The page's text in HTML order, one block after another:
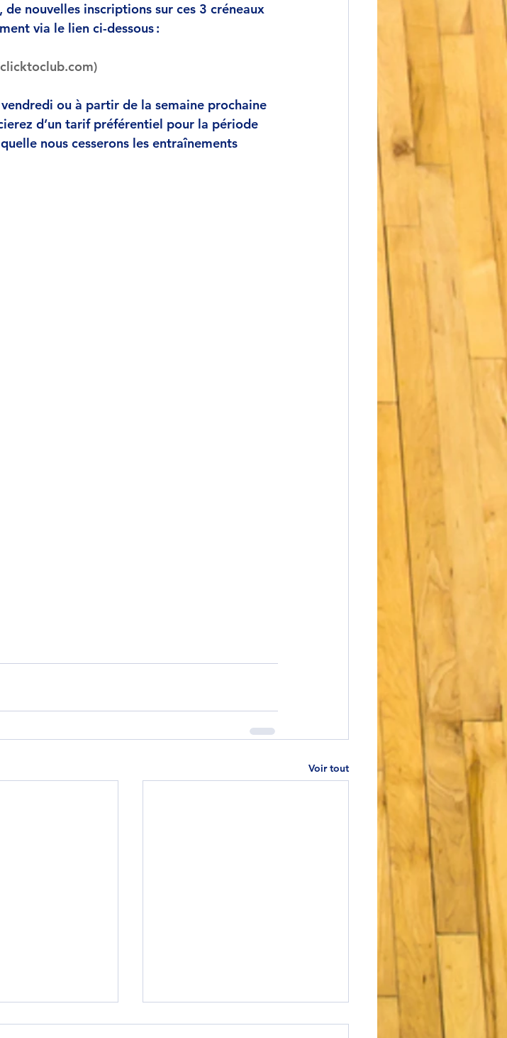
nouvelles inscriptions sur ces 3 créneaux
via le lien ci-dessous :
clicktoclub.com)
ou à partir de la semaine prochaine
d’un tarif préférentiel pour la période
nous cesserons les entraînements
Voir tout